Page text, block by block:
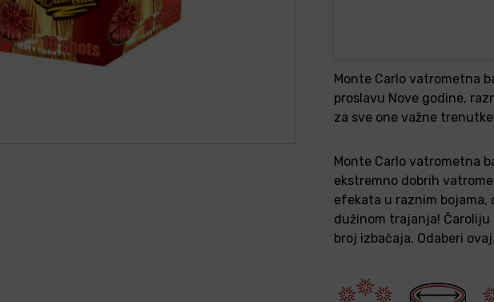
Monte Carlo vatrometna
proslavu Nove godine,
za sve one važne
Monte Carlo vatrometna
ekstremno dobrih
efekata u raznim bojama,
dužinom trajanja!
broj izbačaja. Odaberi